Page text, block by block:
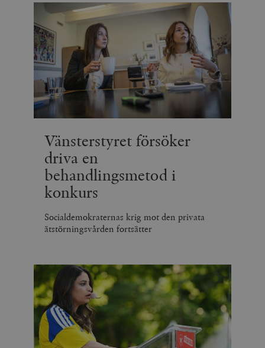
Vänsterstyret försöker
driva en
behandlingsmetod i
konkurs
Socialdemokraternas krig mot den privata
ätstörningsvården fortsätter